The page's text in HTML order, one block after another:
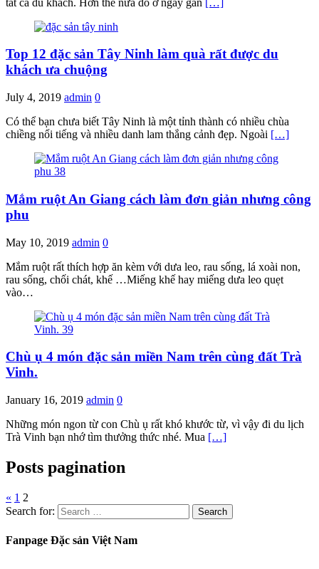
Top 12 đặc sản Tây Ninh làm quà rất được du
khách ưa chuộng
July 4, 2019 admin 0
Có thể bạn chưa biết Tây Ninh là một tỉnh thành có nhiều chùa
chiềng nổi tiếng và nhiều danh lam thắng cảnh đẹp. Ngoài […]
Mắm ruột An Giang cách làm đơn giản nhưng công
phu
May 10, 2019 admin 0
Mắm ruột rất thích hợp ăn kèm với dưa leo, rau sống, lá xoài non,
rau sống, chối chát, khế …Miếng khế hay miếng dưa leo quẹt
vào…
Chù ụ 4 món đặc sản miền Nam trên cùng đất Trà
Vinh.
January 16, 2019 admin 0
Những món ngon từ con Chù ụ rất khó khước từ, vì vậy đi du lịch
Trà Vinh bạn nhớ tìm thưởng thức nhé. Mua […]
Posts pagination
« 1 2
Search for:
Fanpage Đặc sản Việt Nam